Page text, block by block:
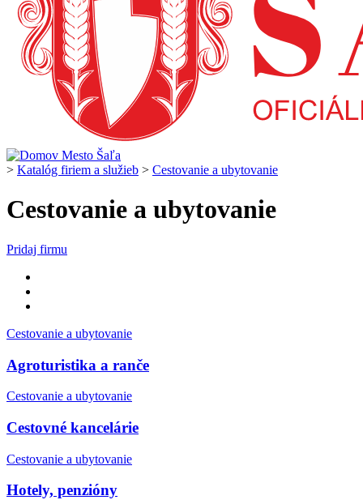
> Katalóg firiem a služieb > Cestovanie a ubytovanie
Cestovanie a ubytovanie
Pridaj firmu
Cestovanie a ubytovanie
Agroturistika a ranče
Cestovanie a ubytovanie
Cestovné kancelárie
Cestovanie a ubytovanie
Hotely, penzióny